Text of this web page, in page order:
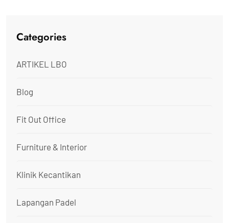
Categories
ARTIKEL LBO
Blog
Fit Out Office
Furniture & Interior
Klinik Kecantikan
Lapangan Padel